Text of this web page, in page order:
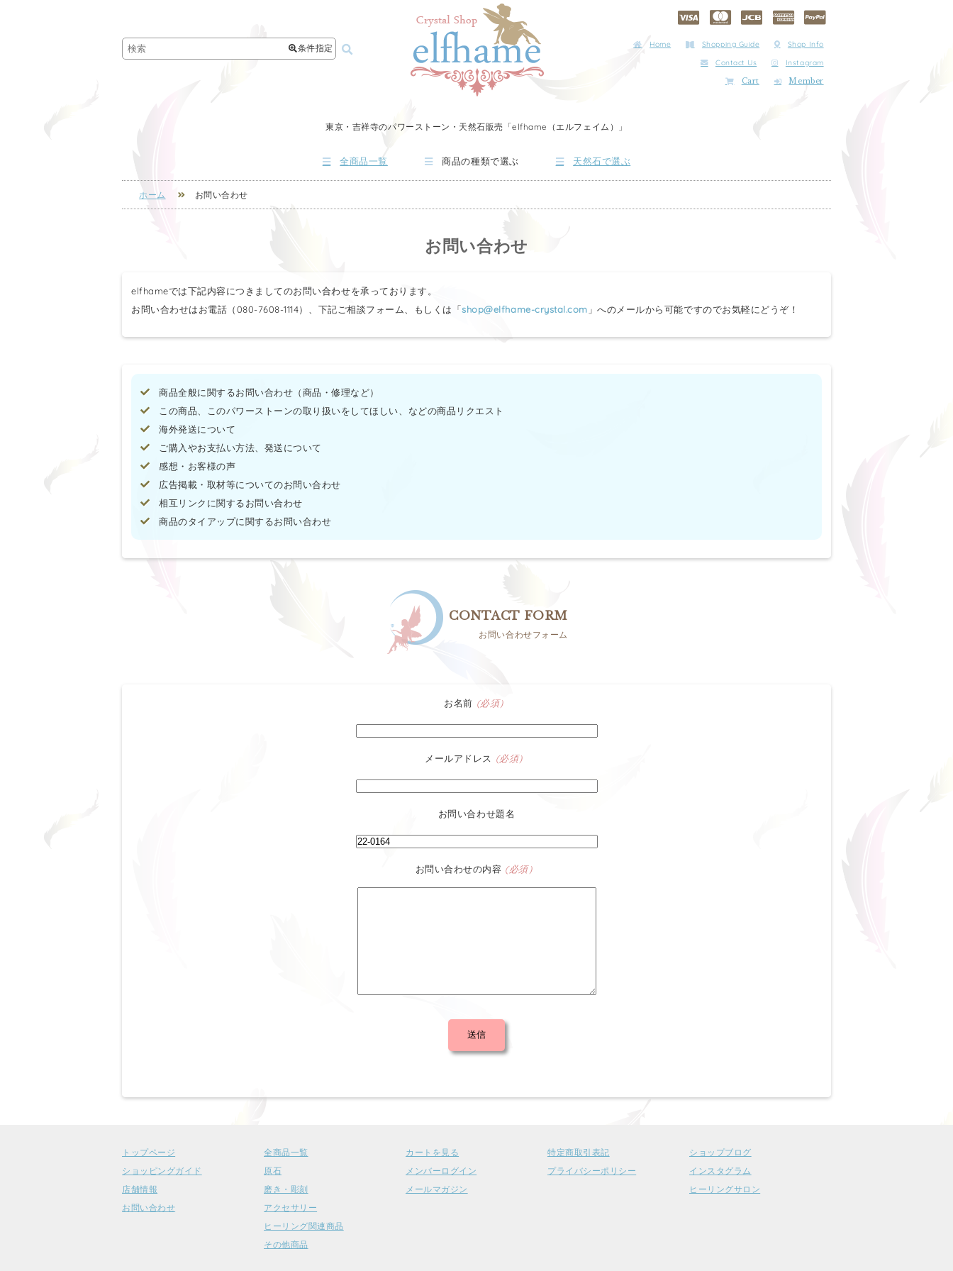
条件指定 Home Shopping Guide
Shop Info
Contact Us
Instagram
Cart
Member
東京・吉祥寺のパワーストーン・天然石販売「elfhame（エルフェイム）」
全商品一覧 商品の種類で選ぶ 天然石で選ぶ
ホーム お問い合わせ
お問い合わせ
elfhameでは下記内容につきましてのお問い合わせを承っております。
お問い合わせはお電話（080-7608-1114）、下記ご相談フォーム、もしくは「shop@elfhame-crystal.com 」へのメールから可能ですのでお気軽にどうぞ！
商品全般に関するお問い合わせ（商品・修理など）
この商品、このパワーストーンの取り扱いをしてほしい、などの商品リクエスト
海外発送について
ご購入やお支払い方法、発送について
感想・お客様の声
広告掲載・取材等についてのお問い合わせ
相互リンクに関するお問い合わせ
商品のタイアップに関するお問い合わせ
CONTACT FORM
お問い合わせフォーム
お名前 (必須）
メールアドレス (必須）
お問い合わせ題名
お問い合わせの内容 (必須）
トップページ
ショッピングガイド
店舗情報
お問い合わせ
全商品一覧
原石
磨き・彫刻
アクセサリー
ヒーリング関連商品
その他商品
カートを見る
メンバーログイン
メールマガジン
特定商取引表記
プライバシーポリシー
ショップブログ
インスタグラム
ヒーリングサロン